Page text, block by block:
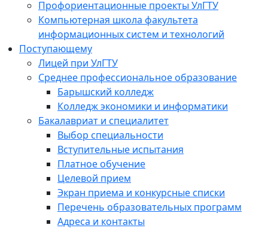
Профориентационные проекты УлГТУ
Компьютерная школа факультета
информационных систем и технологий
Поступающему
Лицей при УлГТУ
Среднее профессиональное образование
Барышский колледж
Колледж экономики и информатики
Бакалавриат и специалитет
Выбор специальности
Вступительные испытания
Платное обучение
Целевой прием
Экран приема и конкурсные списки
Перечень образовательных программ
Адреса и контакты